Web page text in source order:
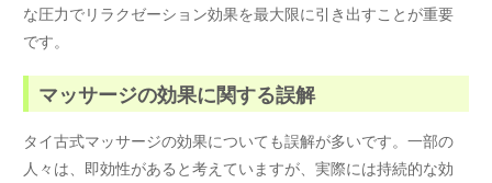
な圧力でリラクゼーション効果を最大限に引き出すことが重要
です。
マッサージの効果に関する誤解
タイ古式マッサージの効果についても誤解が多いです。一部の
人々は、即効性があると考えていますが、実際には持続的な効